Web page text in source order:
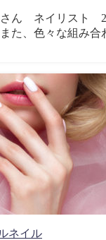
ん ネイリスト
た、色々な組み
ネイル